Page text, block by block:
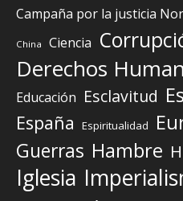
Campaña por la justicia
China Ciencia
Derechos
Educación Esclavitud
España Espiritualidad
Guerras Hambre
Iglesia